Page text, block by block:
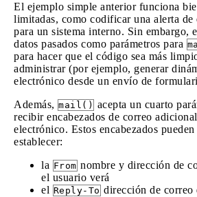
El ejemplo simple anterior funciona
limitadas, como codificar una alerta
para un sistema interno. Sin embargo,
datos pasados ​​como parámetros para
para hacer que el código sea más
administrar (por ejemplo, generar
electrónico desde un envío de
Además, mail() acepta un cuarto
recibir encabezados de correo
electrónico. Estos encabezados
establecer:
la From nombre y dirección de
el usuario verá
el Reply-To dirección de correo